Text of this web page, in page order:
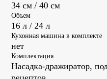
34 см / 40 см
Объем
16 л / 24 л
Кухонная машина в комплекте
нет
Комплектация
Насадка-дражиратор,